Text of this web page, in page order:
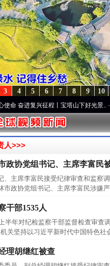
10
9
8
7
6
5
4
3
复兴征程丨宝塔山下好光景..·[视频]
人>>>
政协党组书记、主席李富民
主席李富民接受纪律审查和监
市政协党组书记、主席李富民涉嫌
干部1535人
半年对纪检监察干部监督检查审
关坚持以习近平新时代中国特色社
理胡继红被查